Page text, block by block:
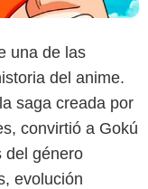
una de las
del anime.
saga creada por
convirtió a Gokú
del género
evolución